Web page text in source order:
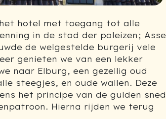
hotel met toegang tot alle
in de stad der paleizen;
de welgestelde burgerij vele
genieten we van een lekker
naar Elburg, een gezellig oud
steegjes, en oude wallen. Deze
het principe van de gulden
Hierna rijden we terug